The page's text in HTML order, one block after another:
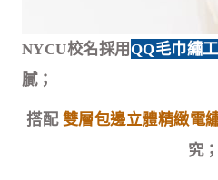
NYCU校名採用 QQ毛巾繡
膩；
搭配 雙層包邊立體精緻電
究；